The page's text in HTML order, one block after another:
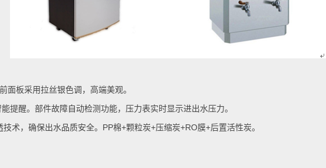
面板采用拉丝银色调，高端美观。
提醒。部件故障自动检测功能，压力表实时显示进出水压力。
技术，确保出水品质安全。 PP棉+颗粒炭+压缩炭+RO膜+后置活性炭。